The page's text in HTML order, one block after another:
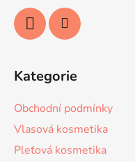
Kategorie
Obchodní podmínky
Vlasová kosmetika
Pleťová kosmetika